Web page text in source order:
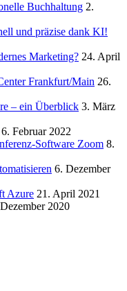
Buchhaltung 2.
und präzise dank KI!
Marketing? 24. April
Frankfurt/Main 26.
– ein Überblick 3. März
6. Februar 2022
Software Zoom 8.
6. Dezember
Azure 21. April 2021
2020